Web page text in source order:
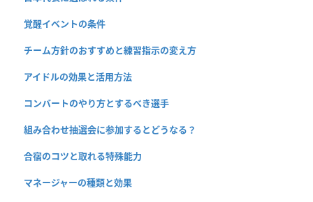
覚醒イベントの条件
チーム方針のおすすめと練習指示の変え方
アイドルの効果と活用方法
コンバートのやり方とするべき選手
組み合わせ抽選会に参加するとどうなる？
合宿のコツと取れる特殊能力
マネージャーの種類と効果